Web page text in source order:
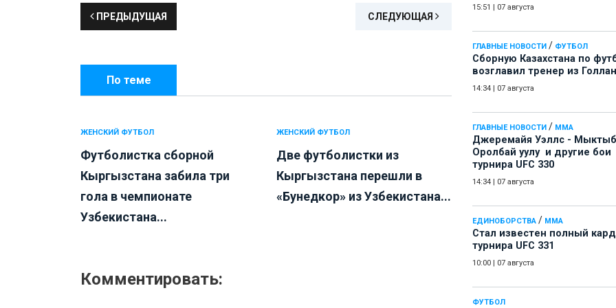
15:51 07 августа
ГЛАВНЫЕ НОВОСТИ / ФУТБОЛ
Сборную Казахстана по
возглавил тренер из
14:34 07 августа
ГЛАВНЫЕ НОВОСТИ / ММА
Джеремайя Уэллс -
Оролбай уулу и другие бои
турнира UFC 330
14:34 07 августа
ЕДИНОБОРСТВА / ММА
Стал известен полный кард
турнира UFC 331
10:00 07 августа
ФУТБОЛ
ПРЕДЫДУЩАЯ СЛЕДУЮЩАЯ
По теме
ЖЕНСКИЙ ФУТБОЛ
Футболистка сборной
Кыргызстана забила три
гола в чемпионате
Узбекистана...
ЖЕНСКИЙ ФУТБОЛ
Две футболистки из
Кыргызстана перешли в
«Бунедкор» из Узбекистана...
Комментировать: